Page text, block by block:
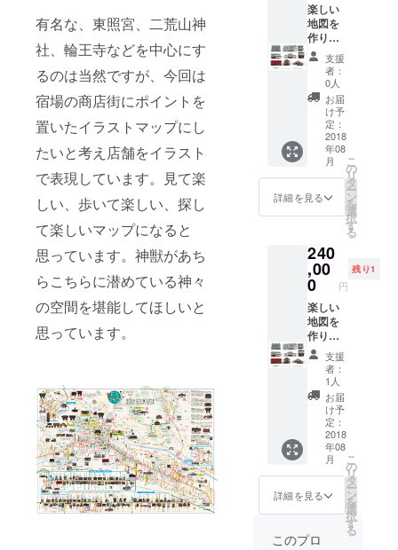
有名な、東照宮、二荒山神
社、輪王寺などを中心にす
るのは当然ですが、今回は
宿場の商店街にポイントを
置いたイラストマップにし
たいと考え店舗をイラスト
で表現しています。見て楽
しい、歩いて楽しい、探し
て楽しいマップになると
思っています。神獣があち
らこちらに潜めている神々
の空間を堪能してほしいと
思っています。
楽しい
地図を
作りま
す。 あ
なたの
町内(商
店街)イ
ラスト
マップ
作成(建
物は50
ケ所以
内。)※
建物の
数が多
い、町
希望な
どは応
相談。
近隣の
場合は
お伺い
しま
す、遠
方の方
は写真
や情報
をお送
りくだ
さい。
支援
者：
0人
お届
け予
定：
2018
年08
月
詳細を見る
こ
の
リ
タ
ー
ン
を
選
択
す
る
240
,00
0 円
残り1
楽しい
地図を
作りま
す。 あ
なたの
町内(商
店街)イ
ラスト
マップ
作成(建
物は100
ケ所以
内。) お
伺い
し、作
成しま
す！
支援
者：
1人
お届
け予
定：
2018
年08
月
詳細を見る
こ
の
リ
タ
ー
ン
を
選
択
す
る
このプロ